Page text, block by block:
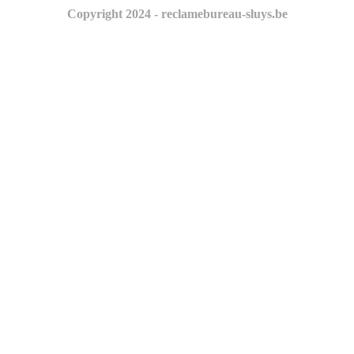
Copyright 2024 - reclamebureau-sluys.be